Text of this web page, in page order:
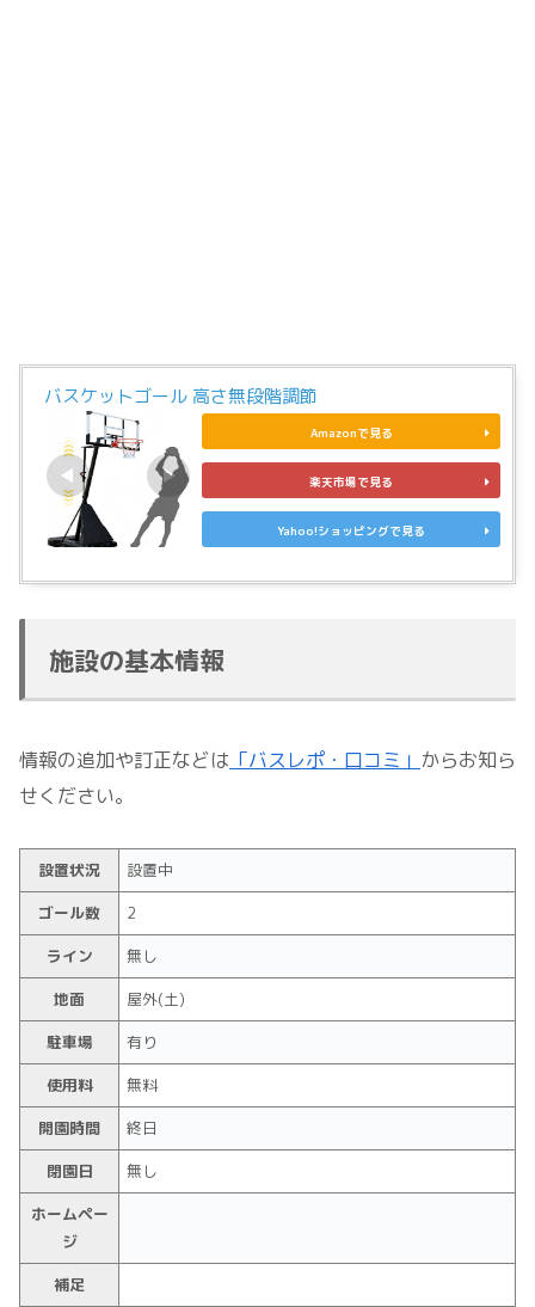
バスケットゴール 高さ無段階調節
Amazonで見る
楽天市場で見る
Yahoo!ショッピングで見る
施設の基本情報
情報の追加や訂正などは 「バスレポ・口コミ」 からお知ら
せください。
設置状況
設置中
ゴール数
2
ライン
無し
地面
屋外(土)
駐車場
有り
使用料
無料
開園時間
終日
閉園日
無し
ホームペー
ジ
補足